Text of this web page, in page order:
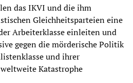
das IKVI und die ihm
Gleichheitsparteien eine
Arbeiterklasse einleiten und
gegen die mörderische Politik
und ihrer
Katastrophe